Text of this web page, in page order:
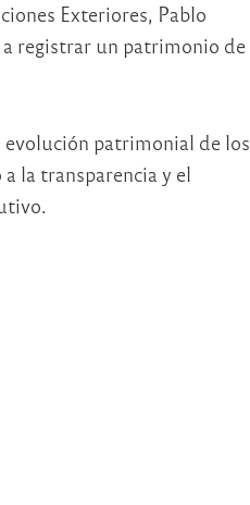
Exteriores, Pablo
a registrar un patrimonio de
evolución patrimonial de los
la transparencia y el